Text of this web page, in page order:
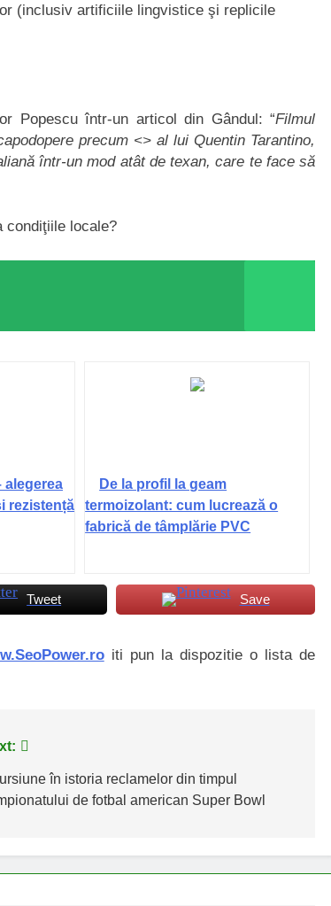
(inclusiv artificiile lingvistice şi replicile
Popescu într-un articol din Gândul: “Filmul
precum <> al lui Quentin Tarantino,
într-un mod atât de texan, care te face să
condiţiile locale?
alegerea
rezistență
De la profil la geam
termoizolant: cum lucrează o
fabrică de tâmplărie PVC
Tweet Save
iti pun la dispozitie o lista de
în istoria reclamelor din timpul
de fotbal american Super Bowl